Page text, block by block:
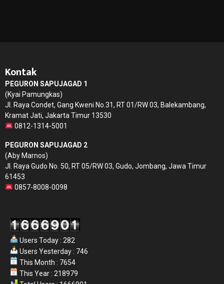
Kontak
PEGURON SAPUJAGAD 1
(Kyai Pamungkas)
Jl. Raya Condet, Gang Kweni No.31, RT 01/RW 03, Balekambang,
Kramat Jati, Jakarta Timur 13530
0812-1314-5001
PEGURON SAPUJAGAD 2
(Aby Marnos)
Jl. Raya Gudo No. 50, RT 05/RW 03, Gudo, Jombang, Jawa Timur
61453
0857-8008-0098
Users Today : 282
Users Yesterday : 746
This Month : 7654
This Year : 218979